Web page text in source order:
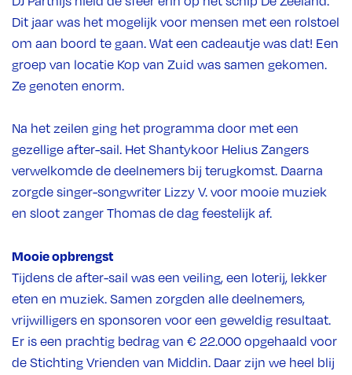
Dit jaar was het mogelijk voor mensen met een rolstoel
om aan boord te gaan. Wat een cadeautje was dat! Een
groep van locatie Kop van Zuid was samen gekomen.
Ze genoten enorm.
Na het zeilen ging het programma door met een
gezellige after-sail. Het Shantykoor Helius Zangers
verwelkomde de deelnemers bij terugkomst. Daarna
zorgde singer-songwriter Lizzy V. voor mooie muziek
en sloot zanger Thomas de dag feestelijk af.
Mooie opbrengst
Tijdens de after-sail was een veiling, een loterij, lekker
eten en muziek. Samen zorgden alle deelnemers,
vrijwilligers en sponsoren voor een geweldig resultaat.
Er is een prachtig bedrag van € 22.000 opgehaald voor
de Stichting Vrienden van Middin. Daar zijn we heel blij